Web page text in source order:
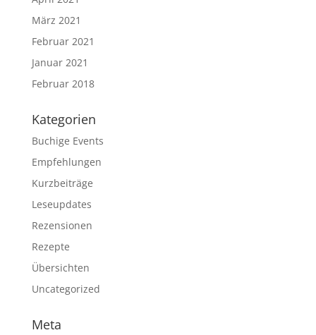
März 2021
Februar 2021
Januar 2021
Februar 2018
Kategorien
Buchige Events
Empfehlungen
Kurzbeiträge
Leseupdates
Rezensionen
Rezepte
Übersichten
Uncategorized
Meta